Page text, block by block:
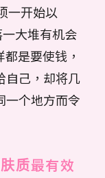
一开始以
一大堆有机会
是要使钱，
自己，却将几
一个地方而令
质最有效